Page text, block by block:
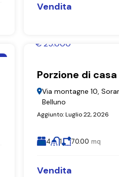
Vendita
€ 25.000
Porzione di casa
Via montagne 10,
Belluno
Aggiunto:Luglio 22, 2026
4 1 70.00 mq
Vendita